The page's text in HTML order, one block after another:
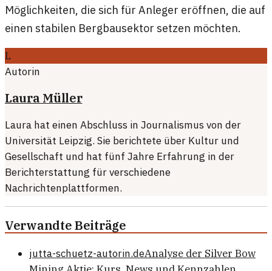
Möglichkeiten, die sich für Anleger eröffnen, die auf
einen stabilen Bergbausektor setzen möchten.
L
Autorin
Laura Müller
Laura hat einen Abschluss in Journalismus von der
Universität Leipzig. Sie berichtete über Kultur und
Gesellschaft und hat fünf Jahre Erfahrung in der
Berichterstattung für verschiedene
Nachrichtenplattformen.
Verwandte Beiträge
jutta-schuetz-autorin.deAnalyse der Silver Bow